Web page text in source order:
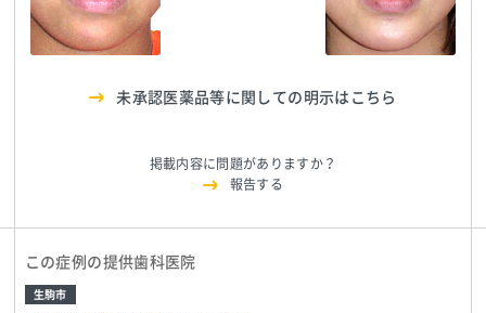
うちだ矯正歯科クリ
ニック
TEL:0743721187
うちだ矯正歯科クリ
ニック
TEL:0743721187
未承認医薬品等に関しての明示はこちら
掲載内容に問題がありますか？
報告する
この症例の提供歯科医院
生駒市